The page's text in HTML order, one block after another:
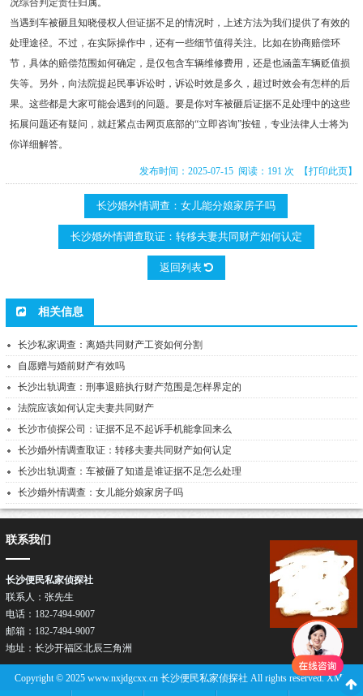
当遇到车被砸且知晓侵权人但证据不足的情况时，上述方法为我们提供了有效的
处理途径。不过，在实际操作中，还有一些细节值得关注。比如在协商赔偿环
节，具体的赔偿范围如何确定，是仅包含车辆维修费用，还是也涵盖车辆贬值损
失等。另外，向法院提起民事诉讼时，诉讼时效是多久，超过时效会有怎样的后
果。这些都是大家可能会遇到的问题。要是你对车被砸后证据不足处理中的这些
拓展问题还有疑问，就赶紧点击网页底部的“立即咨询”按钮，专业法律人士将为
你详细解答。
发布时间：2025-07-15 阅读：191 次 【打印此页】
长沙婚外情调查：女儿能分娘家房子吗
长沙婚外情调查取证：转移夫妻共同财产如何认定
返回列表
相关信息
长沙私家调查：离婚共同财产工资如何分割
自愿赠与婚前财产有效吗
长沙出轨调查：刑事退赔执行财产范围是怎样界定的
法院应该如何认定夫妻共同财产
长沙市侦探公司：证据不足不起诉手机能拿回来么
长沙婚外情调查取证：转移夫妻共同财产如何认定
长沙出轨调查：车被砸了知道是谁证据不足怎么处理
长沙婚外情调查：女儿能分娘家房子吗
关注我们
联系我们
长沙便民私家侦探社
联系人：张先生
电话：182-7494-9007
邮箱：182-7494-9007
地址：长沙开福区北辰三角洲
Copyright © 2025 www.nxjdgcxx.cn 长沙便民私家侦探社 All rights reserved.XML